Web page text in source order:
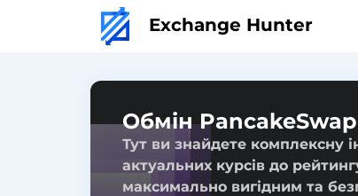
Exchange Hunter
Обмін
Тут ви знайдете комплексну
актуальних курсів до
максимально вигідним та